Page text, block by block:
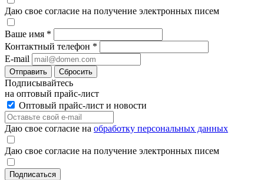
Даю свое согласие на получение электронных писем
Ваше имя *
Контактный телефон *
E-mail
Отправить Сбросить
Подписывайтесь
на оптовый прайс-лист
Оптовый прайс-лист и новости
Даю свое согласие на обработку персональных данных
Даю свое согласие на получение электронных писем